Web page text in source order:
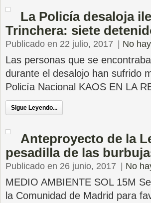
La Policía desaloja
Trinchera: siete
Publicado en 22 julio, 2017 No
Las personas que se
durante el desalojo han sufrido
Policía Nacional KAOS EN LA
Sigue Leyendo...
Anteproyecto de la
pesadilla de las
Publicado en 26 junio, 2017 No
MEDIO AMBIENTE SOL 15M
la Comunidad de Madrid para